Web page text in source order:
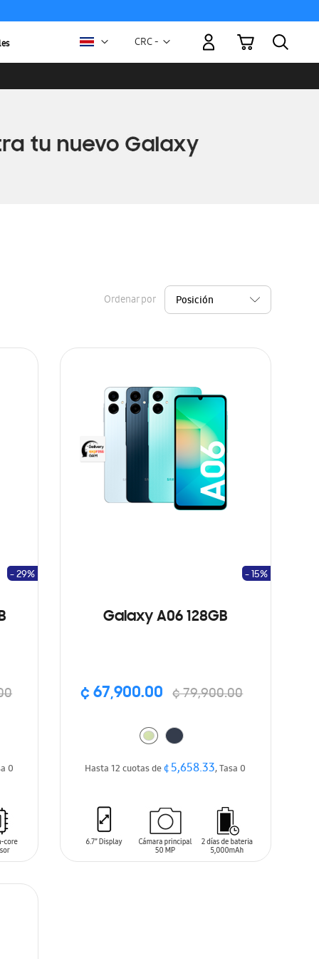
Moneda
CRC -
Mi carrito
Ordenar por
- 29%
0
Galaxy A06 128GB
¢ 67,900.00 ¢ 79,900.00
- 15%
Hasta 12 cuotas de¢ 5,658.33, Tasa 0